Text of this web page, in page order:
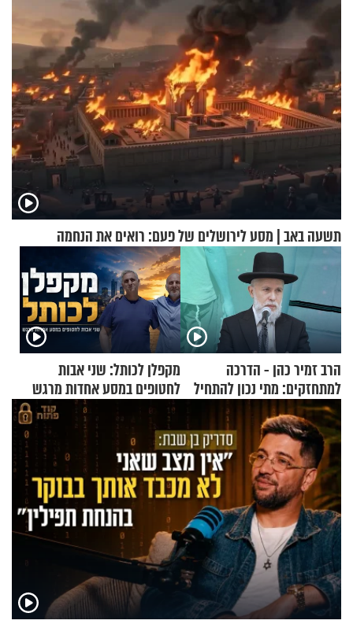
ההתחזקות המרגש
תשעה באב | מסע לירושלים של פעם: רואים את הנחמה
הרב זמיר כהן - הדרכה
למתחזקים: מתי נכון להתחיל
עם לבישת הציצית?
מקפלן לכותל: שני אבות
לחטופים במסע אחדות מרגש